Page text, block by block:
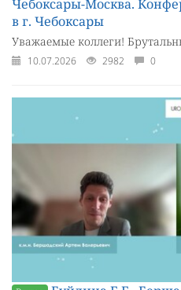
Чебоксары-Москва.
в г. Чебоксары
Уважаемые коллеги!
10.07.2026 2982 0